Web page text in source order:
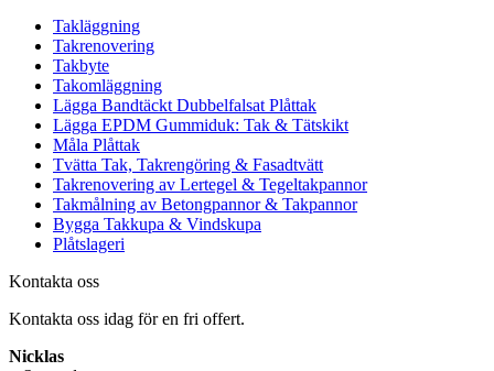
Takläggning
Takrenovering
Takbyte
Takomläggning
Lägga Bandtäckt Dubbelfalsat Plåttak
Lägga EPDM Gummiduk: Tak & Tätskikt
Måla Plåttak
Tvätta Tak, Takrengöring & Fasadtvätt
Takrenovering av Lertegel & Tegeltakpannor
Takmålning av Betongpannor & Takpannor
Bygga Takkupa & Vindskupa
Plåtslageri
Kontakta oss
Kontakta oss idag för en fri offert.
Nicklas